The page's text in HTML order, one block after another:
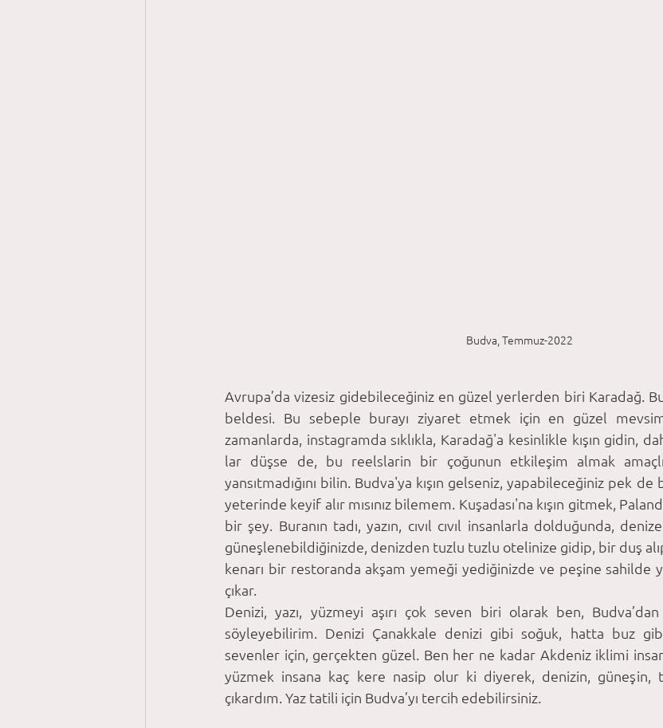
Budva, Temmuz-2022
Avrupa’da vizesiz gidebileceğiniz en güzel yerlerden biri Karadağ.
beldesi. Bu sebeple burayı ziyaret etmek için en güzel
zamanlarda, instagramda sıklıkla, Karadağ'a kesinlikle kışın gidin,
lar düşse de, bu reelslarin bir çoğunun etkileşim almak
yansıtmadığını bilin. Budva'ya kışın gelseniz, yapabileceğiniz pek
yeterinde keyif alır mısınız bilemem. Kuşadası'na kışın gitmek,
bir şey. Buranın tadı, yazın, cıvıl cıvıl insanlarla dolduğunda,
güneşlenebildiğinizde, denizden tuzlu tuzlu otelinize gidip, bir duş
kenarı bir restoranda akşam yemeği yediğinizde ve peşine sahilde
çıkar.
Denizi, yazı, yüzmeyi aşırı çok seven biri olarak ben,
söyleyebilirim. Denizi Çanakkale denizi gibi soğuk, hatta buz
sevenler için, gerçekten güzel. Ben her ne kadar Akdeniz iklimi
yüzmek insana kaç kere nasip olur ki diyerek, denizin, güneşin,
çıkardım. Yaz tatili için Budva’yı tercih edebilirsiniz.